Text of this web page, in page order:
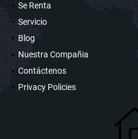
Se Renta
Servicio
Blog
Nuestra Compañia
Contáctenos
Privacy Policies